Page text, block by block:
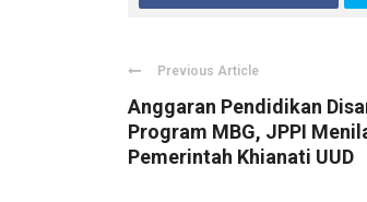
Previous Article
Anggaran Pendidikan
Program MBG, JPPI
Pemerintah Khianati UUD